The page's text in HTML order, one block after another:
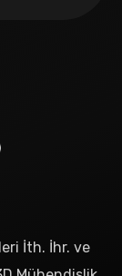
İth. İhr. ve